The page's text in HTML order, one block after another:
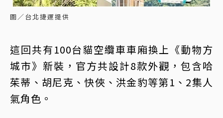
圖／台北捷運提供
這回共有100台貓空纜車車廂換上《動物方
城市》新裝，官方共設計8款外觀，包含哈
茱蒂、胡尼克、快俠、洪金豹等第1、2集人
氣角色。